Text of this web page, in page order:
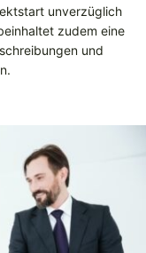
unverzüglich
zudem eine
und